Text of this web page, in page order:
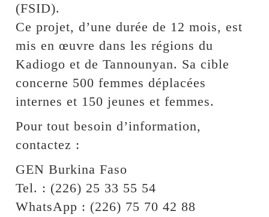
(FSID).
Ce projet, d’une durée de 12 mois, est
mis en œuvre dans les régions du
Kadiogo et de Tannounyan. Sa cible
concerne 500 femmes déplacées
internes et 150 jeunes et femmes.
Pour tout besoin d’information,
contactez :
GEN Burkina Faso
Tel. : (226) 25 33 55 54
WhatsApp : (226) 75 70 42 88